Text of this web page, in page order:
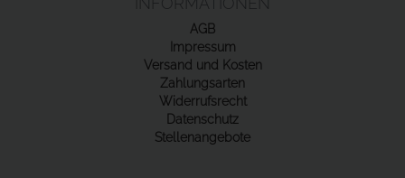
AGB
Impressum
Versand und Kosten
Zahlungsarten
Widerrufsrecht
Datenschutz
Stellenangebote